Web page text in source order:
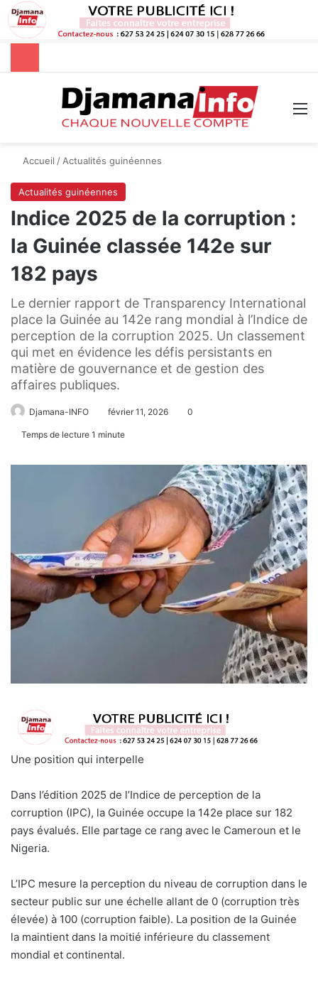
Rechercher
Accueil / Actualités guinéennes
Actualités guinéennes
Indice 2025 de la corruption :
la Guinée classée 142e sur
182 pays
Le dernier rapport de Transparency International
place la Guinée au 142e rang mondial à l’Indice de
perception de la corruption 2025. Un classement
qui met en évidence les défis persistants en
matière de gouvernance et de gestion des
affaires publiques.
Djamana-INFO février 11, 2026 0
Temps de lecture 1 minute
Une position qui interpelle
Dans l’édition 2025 de l’Indice de perception de la
corruption (IPC), la Guinée occupe la 142e place sur 182
pays évalués. Elle partage ce rang avec le Cameroun et le
Nigeria.
L’IPC mesure la perception du niveau de corruption dans le
secteur public sur une échelle allant de 0 (corruption très
élevée) à 100 (corruption faible). La position de la Guinée
la maintient dans la moitié inférieure du classement
mondial et continental.